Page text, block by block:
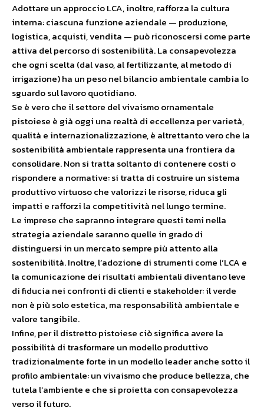
Adottare un approccio LCA, inoltre, rafforza la cultura
interna: ciascuna funzione aziendale — produzione,
logistica, acquisti, vendita — può riconoscersi come parte
attiva del percorso di sostenibilità. La consapevolezza
che ogni scelta (dal vaso, al fertilizzante, al metodo di
irrigazione) ha un peso nel bilancio ambientale cambia lo
sguardo sul lavoro quotidiano.
Se è vero che il settore del vivaismo ornamentale
pistoiese è già oggi una realtà di eccellenza per varietà,
qualità e internazionalizzazione, è altrettanto vero che la
sostenibilità ambientale rappresenta una frontiera da
consolidare. Non si tratta soltanto di contenere costi o
rispondere a normative: si tratta di costruire un sistema
produttivo virtuoso che valorizzi le risorse, riduca gli
impatti e rafforzi la competitività nel lungo termine.
Le imprese che sapranno integrare questi temi nella
strategia aziendale saranno quelle in grado di
distinguersi in un mercato sempre più attento alla
sostenibilità. Inoltre, l’adozione di strumenti come l’LCA e
la comunicazione dei risultati ambientali diventano leve
di fiducia nei confronti di clienti e stakeholder: il verde
non è più solo estetica, ma responsabilità ambientale e
valore tangibile.
Infine, per il distretto pistoiese ciò significa avere la
possibilità di trasformare un modello produttivo
tradizionalmente forte in un modello leader anche sotto il
profilo ambientale: un vivaismo che produce bellezza, che
tutela l’ambiente e che si proietta con consapevolezza
verso il futuro.